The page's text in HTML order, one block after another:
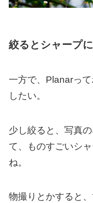
絞るとシャープ
一方で、Planarっ
したい。
少し絞ると、写真
て、ものすごいシ
ね。
物撮りとかすると